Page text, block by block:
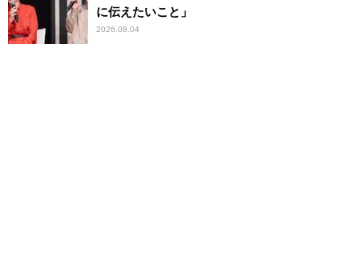
に伝えたいこと」
2026.08.04